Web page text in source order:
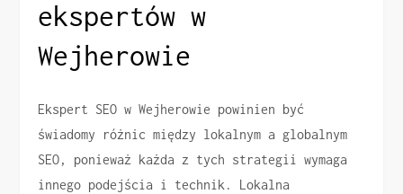
ekspertów w
Wejherowie
Ekspert SEO w Wejherowie powinien być
świadomy różnic między lokalnym a globalnym
SEO, ponieważ każda z tych strategii wymaga
innego podejścia i technik. Lokalna